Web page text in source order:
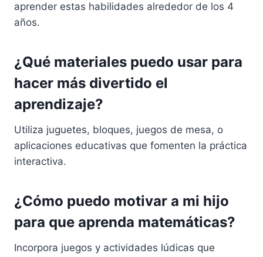
aprender estas habilidades alrededor de los 4
años.
¿Qué materiales puedo usar para
hacer más divertido el
aprendizaje?
Utiliza juguetes, bloques, juegos de mesa, o
aplicaciones educativas que fomenten la práctica
interactiva.
¿Cómo puedo motivar a mi hijo
para que aprenda matemáticas?
Incorpora juegos y actividades lúdicas que